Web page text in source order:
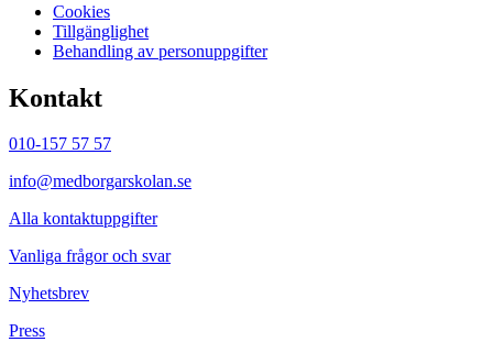
Cookies
Tillgänglighet
Behandling av personuppgifter
Kontakt
010-157 57 57
info@medborgarskolan.se
Alla kontaktuppgifter
Vanliga frågor och svar
Nyhetsbrev
Press